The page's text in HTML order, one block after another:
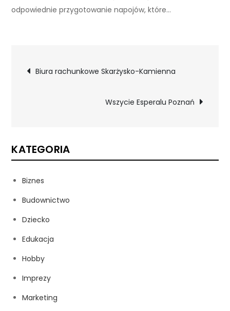
odpowiednie przygotowanie napojów, które…
Nawigacja
Biura rachunkowe Skarżysko-Kamienna
Wszycie Esperalu Poznań
KATEGORIA
Biznes
Budownictwo
Dziecko
Edukacja
Hobby
Imprezy
Marketing